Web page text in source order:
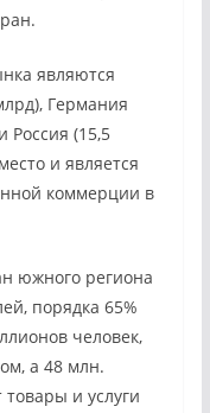
являются
Германия
Россия (15,5
и является
коммерции в
южного региона
порядка 65%
человек,
а 48 млн.
и услуги